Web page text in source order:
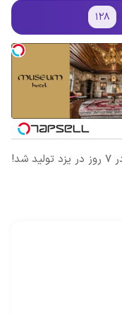
۱۲۸
پماد درمان جای زخم در ۷ روز در یزد تولید شد!